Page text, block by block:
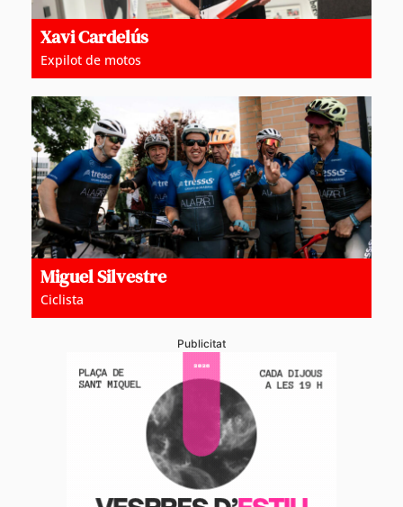
Xavi Cardelús
Expilot de motos
Miguel Silvestre
Ciclista
Publicitat